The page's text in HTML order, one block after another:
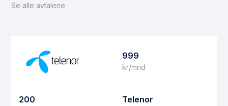
Se alle avtalene
999
kr/mnd
200 Telenor